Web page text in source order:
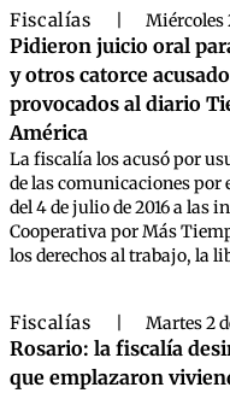
Fiscalías Miércoles
Pidieron juicio oral
y otros catorce
provocados al diario
América
La fiscalía los acusó por
de las comunicaciones por
del 4 de julio de 2016 a las
Cooperativa por Más
los derechos al trabajo, la
Fiscalías Martes 2
Rosario: la fiscalía
que emplazaron